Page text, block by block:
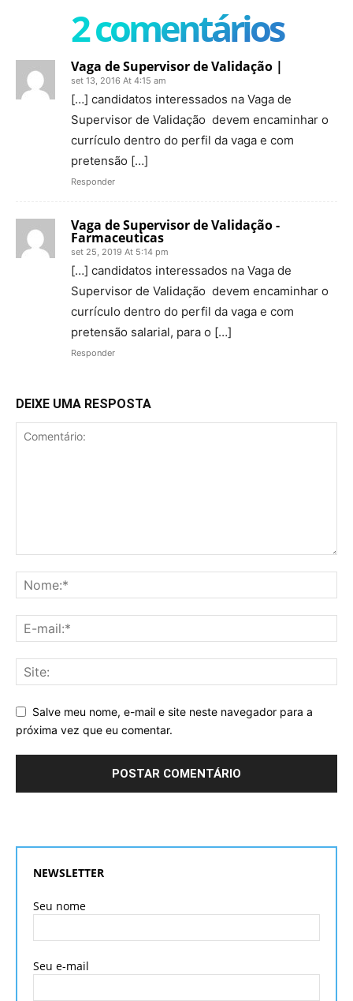
2 comentários
Vaga de Supervisor de Validação |
set 13, 2016 At 4:15 am
[…] candidatos interessados na Vaga de
Supervisor de Validação devem encaminhar o
currículo dentro do perfil da vaga e com
pretensão […]
Responder
Vaga de Supervisor de Validação -
Farmaceuticas
set 25, 2019 At 5:14 pm
[…] candidatos interessados na Vaga de
Supervisor de Validação devem encaminhar o
currículo dentro do perfil da vaga e com
pretensão salarial, para o […]
Responder
DEIXE UMA RESPOSTA
Salve meu nome, e-mail e site neste navegador para a
próxima vez que eu comentar.
NEWSLETTER
Seu nome
Seu e-mail